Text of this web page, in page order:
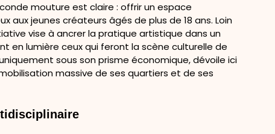
mouture est claire : offrir un espace
aux jeunes créateurs âgés de plus de 18 ans. Loin
vise à ancrer la pratique artistique dans un
en lumière ceux qui feront la scène culturelle de
sous son prisme économique, dévoile ici
massive de ses quartiers et de ses